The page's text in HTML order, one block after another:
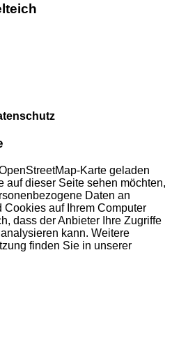
Karte geladen
auf dieser Seite sehen möchten,
Daten an
Cookies auf Ihrem Computer
dass der Anbieter Ihre Zugriffe
kann. Weitere
finden Sie in unserer